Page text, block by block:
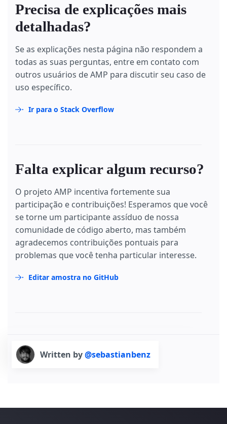
Precisa de explicações mais
detalhadas?
Se as explicações nesta página não respondem a
todas as suas perguntas, entre em contato com
outros usuários de AMP para discutir seu caso de
uso específico.
Ir para o Stack Overflow
Falta explicar algum recurso?
O projeto AMP incentiva fortemente sua
participação e contribuições! Esperamos que você
se torne um participante assíduo de nossa
comunidade de código aberto, mas também
agradecemos contribuições pontuais para
problemas que você tenha particular interesse.
Editar amostra no GitHub
Written by@sebastianbenz